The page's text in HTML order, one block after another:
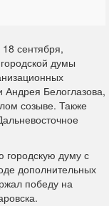
сентября,
думы
Белоглазова,
созыве. Также
городскую думу с
дополнительных
победу на